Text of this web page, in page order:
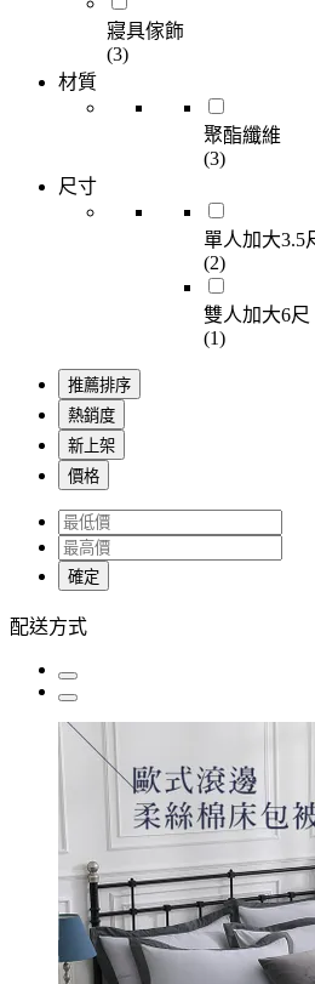
寢具傢飾
(3)
材質
聚酯纖維
(3)
尺寸
單人加大3.5
(2)
雙人加大6尺
(1)
推薦排序
熱銷度
新上架
價格
確定
配送方式